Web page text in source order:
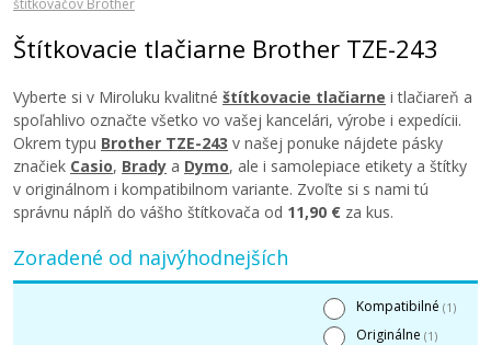
štítkovačov Brother
Štítkovacie tlačiarne Brother TZE-243
Vyberte si v Miroluku kvalitné štítkovacie tlačiarne i tlačiareň a
spoľahlivo označte všetko vo vašej kancelári, výrobe i expedícii.
Okrem typu Brother TZE-243 v našej ponuke nájdete pásky
značiek Casio, Brady a Dymo, ale i samolepiace etikety a štítky
v originálnom i kompatibilnom variante. Zvoľte si s nami tú
správnu náplň do vášho štítkovača od 11,90 € za kus.
Zoradené od najvýhodnejších
Kompatibilné (1)
Originálne (1)